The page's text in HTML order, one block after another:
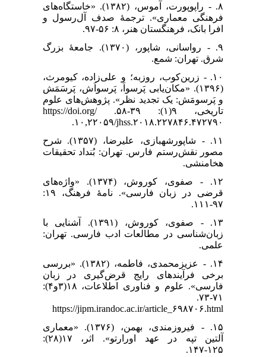
۸. - راپوپورت، آموس، (۱۳۸۲). «خاستگاه‌های
فرهنگی معماری». ترجمۀ صدف آل‌رسول و
افرا بانک، فرهنگستان هنر، ۸: ۵۶-۹۷.
۹. - رواسانی، شاپور، (۱۳۷۰). جامعۀ بزرگ
شرق. تهران: شمع.
۱۰. - زرین‌کوب، روزبه؛ و علی‌زاده، کیومرث،
(۱۳۹۶). «مکان‌یابی پَرسواَ، پَرسواَش، پَرسَمَش
و پَرسومَش: یک تجدید نظر». پژوهش‌های علوم
تاریخی، ۹(۱): ۳۹-۵۸. https://doi.org/
۱۰,۲۲۰۵۹/jhss.۲۰۱۸.۲۲۷۸۴۶.۴۷۲۷۹۰.
۱۱. - شاپورشهبازی، علیرضا، (۱۳۵۷). شرح
مصور نقش‌رستم فارس. تهران: بُنداد تحقیقات
هخامنشی.
۱۲. - صفوی، کوروش، (۱۳۷۴). «واژه‌های
قرضی در زبان فارسی». نامهٔ فرهنگ، ۱۹:
۹۷-۱۱۱.
۱۳. - صفوی، کوروش، (۱۳۹۱). آشنایی با
زبان‌شناسی در مطالعات ادب فارسی. تهران:
علمی.
۱۴. - عزیزمحمدی، فاطمه، (۱۳۸۲). «بررسی
برخی فرآیند‌های رایج قرض‌گیری در زبان
فارسی». علوم و فناوری اطلاعات، ۱۸(۳و۴):
۷۱-۷۳.
https://jipm.irandoc.ac.ir/article_۶۹۸۷۰۶.html
۱۵. - فیروزمندی، بهمن، (۱۳۷۶). «معماری
آلتین تپه در عهد اورارتو». اثر، ۱۷(۲۸):
۱۲۵-۱۴۷.